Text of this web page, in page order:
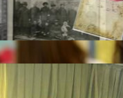
КОРРУПЦИЯНЫ
КОРГОО
07.08.2026
«АРХИВ –
АЧЫЛАТ